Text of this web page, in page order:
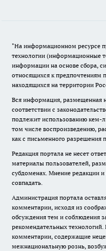
"На информационном ресурсе
технологии (информационные
информации на основе сбора,
относящихся к предпочтениям
находящихся на территории
Вся информация, размещенная
соответствии с
подлежит использованию кем-
том числе воспроизведению,
как с письменного разрешения
Редакция портала не несет
материалы пользователей,
субдоменах. Мнение редакции
совпадать.
Администрация портала
комментарии, исходя из
обсуждения тем и соблюдения
рекомендательных технологий.
комментарии, содержащие
межнациональную рознь,